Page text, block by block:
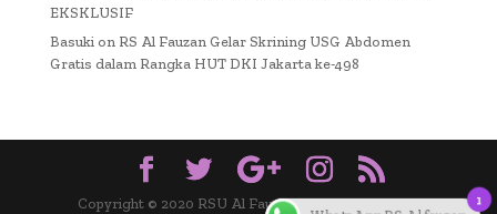
EKSKLUSIF
Basukion RS Al Fauzan Gelar Skrining USG Abdomen
Gratis dalam Rangka HUT DKI Jakarta ke-498
Copyright © 2020 RSU Al Fauzan Designed by Iwan 1